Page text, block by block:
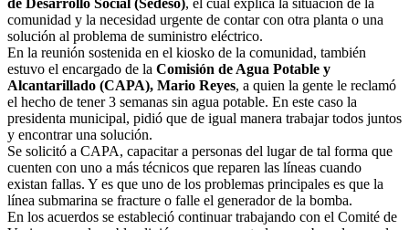
comunidad y la necesidad urgente de contar con otra planta o una
solución al problema de suministro eléctrico.
En la reunión sostenida en el kiosko de la comunidad, también
estuvo el encargado de la Comisión de Agua Potable y
Alcantarillado (CAPA), Mario Reyes, a quien la gente le reclamó
el hecho de tener 3 semanas sin agua potable. En este caso la
presidenta municipal, pidió que de igual manera trabajar todos juntos
y encontrar una solución.
Se solicitó a CAPA, capacitar a personas del lugar de tal forma que
cuenten con uno a más técnicos que reparen las líneas cuando
existan fallas. Y es que uno de los problemas principales es que la
línea submarina se fracture o falle el generador de la bomba.
En los acuerdos se estableció continuar trabajando con el Comité de